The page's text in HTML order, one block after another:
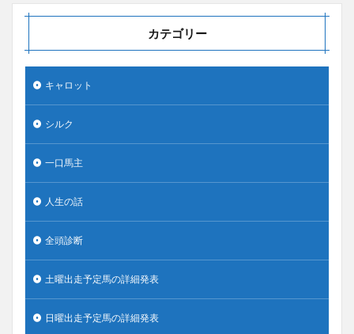
カテゴリー
キャロット
シルク
一口馬主
人生の話
全頭診断
土曜出走予定馬の詳細発表
日曜出走予定馬の詳細発表